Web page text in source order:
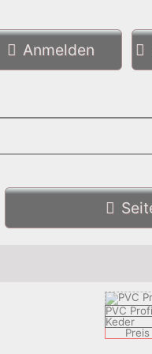
Anmelden
PVC
Keder
Preis